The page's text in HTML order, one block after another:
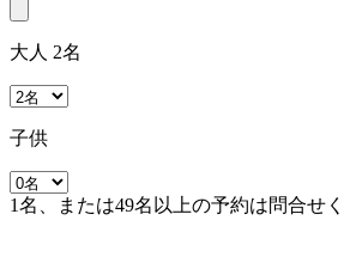
大人 2名
子供
1名、または49名以上の予約は問合せ